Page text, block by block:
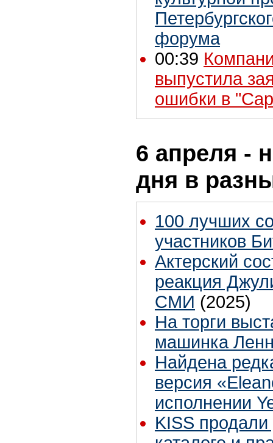
форума
00:39
выпустила
ошибки в
6 апреля -
дня в
100 лучших
участников
Актерский
реакция
СМИ (2025)
На торги
машинка
Найдена
версия
исполнении
KISS